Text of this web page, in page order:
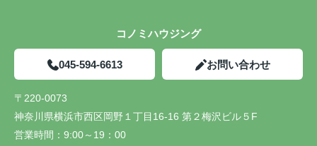
コノミハウジング
045-594-6613 お問い合わせ
〒220-0073
神奈川県横浜市西区岡野１丁目16-16 第２梅沢ビル５F
営業時間： 9:00～19：00